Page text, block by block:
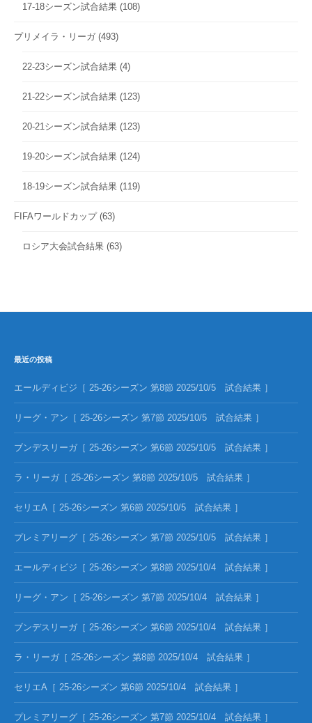
17-18シーズン試合結果 (108)
プリメイラ・リーガ (493)
22-23シーズン試合結果 (4)
21-22シーズン試合結果 (123)
20-21シーズン試合結果 (123)
19-20シーズン試合結果 (124)
18-19シーズン試合結果 (119)
FIFAワールドカップ(63)
ロシア大会試合結果 (63)
最近の投稿
エールディビジ［ 25-26シーズン 第8節 2025/10/5 試合結果 ］
リーグ・アン［ 25-26シーズン 第7節 2025/10/5 試合結果 ］
ブンデスリーガ［ 25-26シーズン 第6節 2025/10/5 試合結果 ］
ラ・リーガ［ 25-26シーズン 第8節 2025/10/5 試合結果 ］
セリエA［ 25-26シーズン 第6節 2025/10/5 試合結果 ］
プレミアリーグ［ 25-26シーズン 第7節 2025/10/5 試合結果 ］
エールディビジ［ 25-26シーズン 第8節 2025/10/4 試合結果 ］
リーグ・アン［ 25-26シーズン 第7節 2025/10/4 試合結果 ］
ブンデスリーガ［ 25-26シーズン 第6節 2025/10/4 試合結果 ］
ラ・リーガ［ 25-26シーズン 第8節 2025/10/4 試合結果 ］
セリエA［ 25-26シーズン 第6節 2025/10/4 試合結果 ］
プレミアリーグ［ 25-26シーズン 第7節 2025/10/4 試合結果 ］